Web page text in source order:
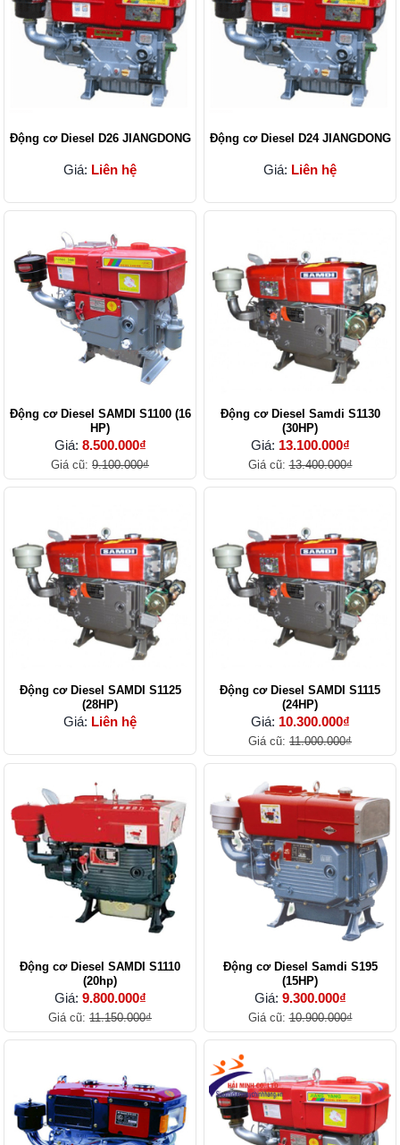
Động cơ Diesel D26 JIANGDONG
Giá: Liên hệ
Động cơ Diesel D24 JIANGDONG
Giá: Liên hệ
Động cơ Diesel SAMDI S1100 (16
HP)
Giá: 8.500.000₫
Giá cũ: 9.100.000₫
Động cơ Diesel Samdi S1130
(30HP)
Giá: 13.100.000₫
Giá cũ:13.400.000₫
Động cơ Diesel SAMDI S1125
(28HP)
Giá: Liên hệ
Động cơ Diesel SAMDI S1115
(24HP)
Giá: 10.300.000₫
Giá cũ: 11.000.000₫
Động cơ Diesel SAMDI S1110
(20hp)
Giá: 9.800.000₫
Giá cũ: 11.150.000₫
Động cơ Diesel Samdi S195
(15HP)
Giá: 9.300.000₫
Giá cũ:10.900.000₫